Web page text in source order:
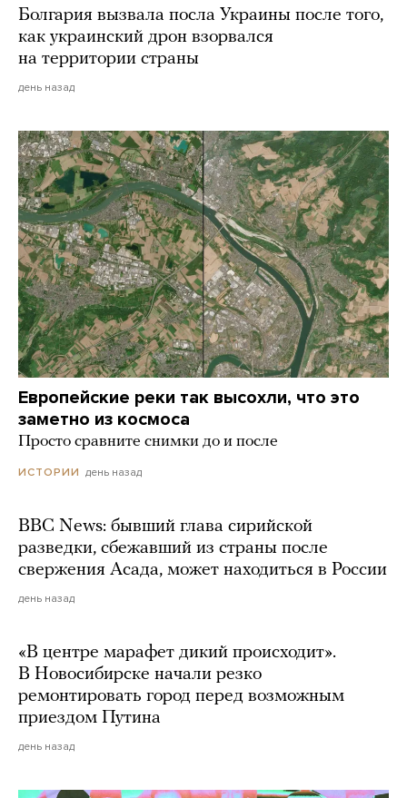
Болгария вызвала посла Украины после того,
как украинский дрон взорвался
на территории страны
день назад
Европейские реки так высохли, что это
заметно из космоса
Просто сравните снимки до и после
ИСТОРИИ день назад
BBC News: бывший глава сирийской
разведки, сбежавший из страны после
свержения Асада, может находиться в России
день назад
«В центре марафет дикий происходит».
В Новосибирске начали резко
ремонтировать город перед возможным
приездом Путина
день назад